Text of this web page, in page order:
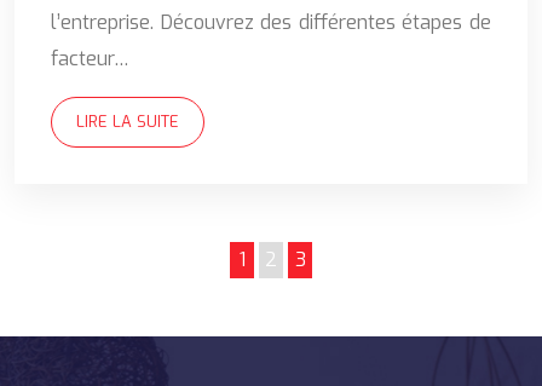
l’entreprise. Découvrez des différentes étapes de
facteur…
LIRE LA SUITE
1 2 3